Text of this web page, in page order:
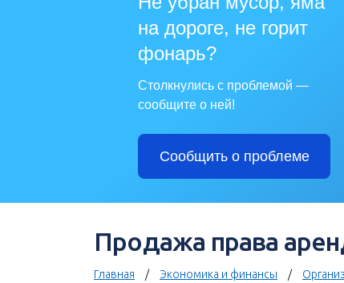
на дороге, не горит
фонарь?
Столкнулись с проблемой —
сообщите о ней!
Сообщить о проблеме
Продажа права
Главная Экономика и финансы